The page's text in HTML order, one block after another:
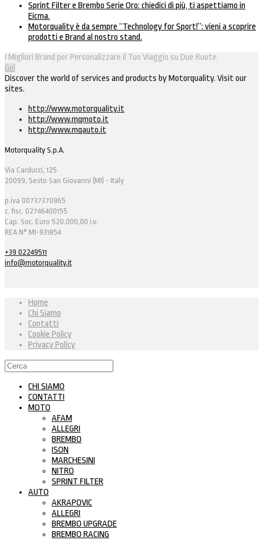
Sprint Filter e Brembo Serie Oro: chiedici di più, ti aspettiamo in
Eicma.
Motorquality è da sempre “Technology for Sport!”: vieni a scoprire
prodotti e Brand al nostro stand.
I Migliori Brand per Personalizzare il Tuo Viaggio su Due Ruote.
Go!
Discover the world of services and products by Motorquality. Visit our
sites.
http://www.motorquality.it
http://www.mqmoto.it
http://www.mqauto.it
Motorquality S.p.A.
Via Carducci, 125
20099, Sesto San Giovanni (MI) - Italy
p.iva 00737370965
c. fisc. 02746400155
Cap. Soc. Euro 520.000,00 i.v.
REA N° MI-931854
+39 02249511
info@motorquality.it
Home
Chi Siamo
Contatti
Cookie Policy
Privacy Policy
CHI SIAMO
CONTATTI
MOTO
AFAM
ALLEGRI
BREMBO
ISON
MARCHESINI
NITRO
SPRINT FILTER
AUTO
AKRAPOVIC
ALLEGRI
BREMBO UPGRADE
BREMBO RACING